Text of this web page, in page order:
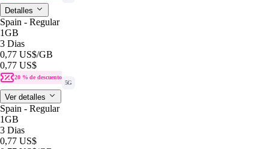
Detalles
Spain - Regular
1GB
3 Dias
0,77 US$/GB
0,77 US$
20 % de descuento
5G
Ver detalles
Spain - Regular
1GB
3 Dias
0,77 US$